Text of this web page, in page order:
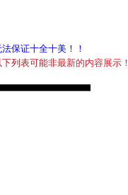
保证十全十美！！
下列 表可能非最新的内容展示 ！